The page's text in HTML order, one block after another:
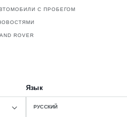
С ПРОБЕГОМ
ROVER
Язык
РУССКИЙ